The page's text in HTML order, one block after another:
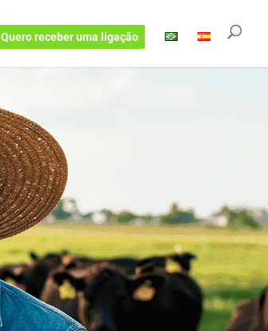
Quero receber uma ligação